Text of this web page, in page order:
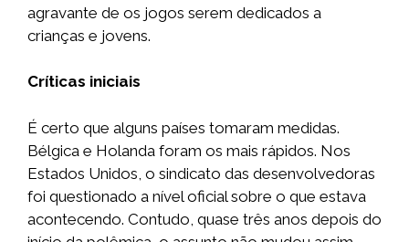
agravante de os jogos serem dedicados a
crianças e jovens.
Críticas iniciais
É certo que alguns países tomaram medidas.
Bélgica e Holanda foram os mais rápidos. Nos
Estados Unidos, o sindicato das desenvolvedoras
foi questionado a nível oficial sobre o que estava
acontecendo. Contudo, quase três anos depois do